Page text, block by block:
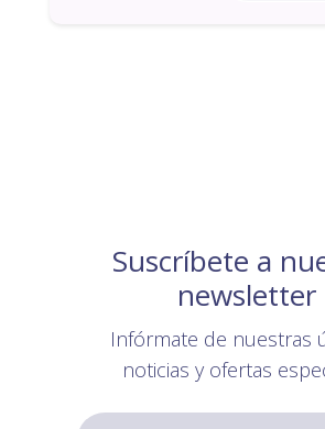
Suscríbete a
newsletter
Infórmate de nuestras
noticias y ofertas